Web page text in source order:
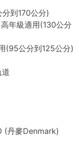
分到170公分)
年級適用(130公分
(95公分到125公分)
(丹麥Denmark)